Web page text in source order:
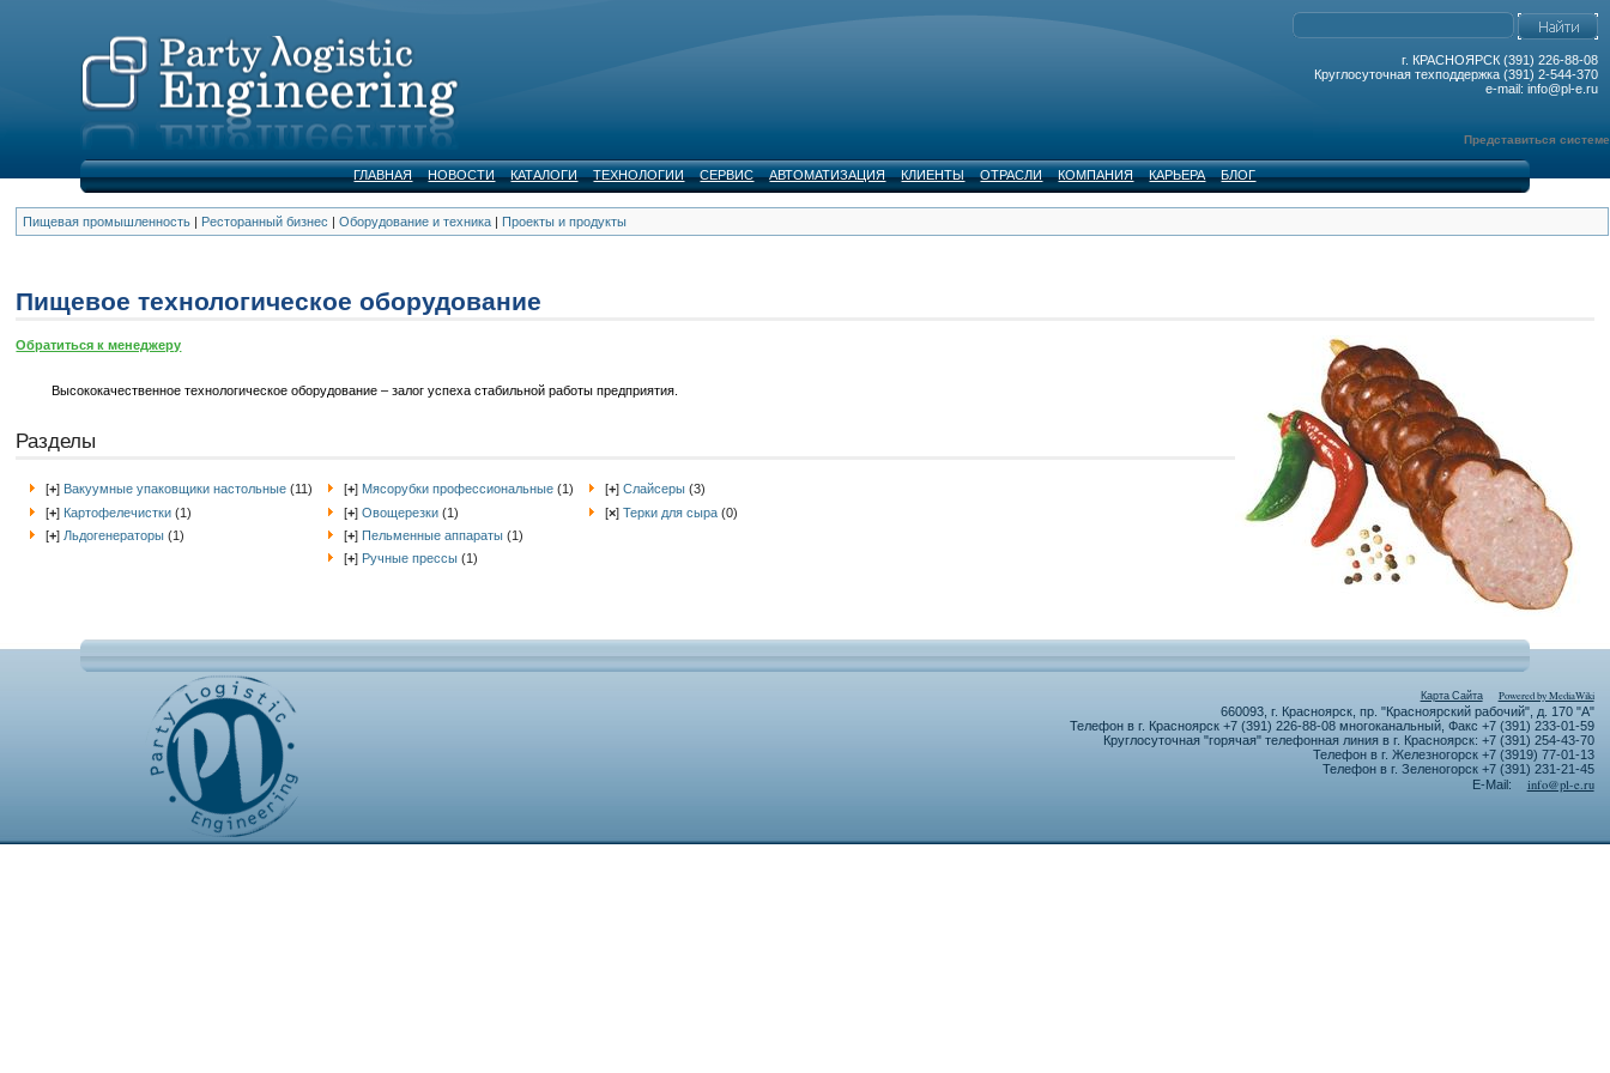
г. КРАСНОЯРСК (391) 226-88-08
Круглосуточная техподдержка (391) 2-544-370
e-mail: info@pl-e.ru
Представиться системе
ГЛАВНАЯ НОВОСТИ КАТАЛОГИ ТЕХНОЛОГИИ СЕРВИС АВТОМАТИЗАЦИЯ КЛИЕНТЫ ОТРАСЛИ КОМПАНИЯ КАРЬЕРА БЛОГ
Пищевая промышленность | Ресторанный бизнес |Оборудование и техника |Проекты и продукты
Пищевое технологическое оборудование
Обратиться к менеджеру
Высококачественное технологическое оборудование – залог успеха стабильной работы предприятия.
Разделы
[+] Вакуумные упаковщики настольные (11)
[+] Картофелечистки (1)
[+] Льдогенераторы (1)
[+] Мясорубки профессиональные (1)
[+] Овощерезки (1)
[+] Пельменные аппараты (1)
[+] Ручные прессы (1)
[+] Слайсеры (3)
[×] Терки для сыра (0)
Карта Сайта Powered by MediaWiki
660093, г. Красноярск, пр. "Красноярский рабочий", д. 170 "А"
Телефон в г. Красноярск +7 (391) 226-88-08 многоканальный, Факс +7 (391) 233-01-59
Круглосуточная "горячая" телефонная линия в г. Красноярск: +7 (391) 254-43-70
Телефон в г. Железногорск +7 (3919) 77-01-13
Телефон в г. Зеленогорск +7 (391) 231-21-45
E-Mail:
info@pl-e.ru